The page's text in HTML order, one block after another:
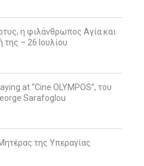
η φιλάνθρωπος Αγία και
– 26 Ιουλίου
at “Cine OLYMPOS”, του
Sarafoglou
της Υπεραγίας